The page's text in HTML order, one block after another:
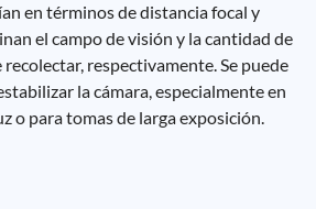
en términos de distancia focal y
el campo de visión y la cantidad de
respectivamente. Se puede
la cámara, especialmente en
o para tomas de larga exposición.